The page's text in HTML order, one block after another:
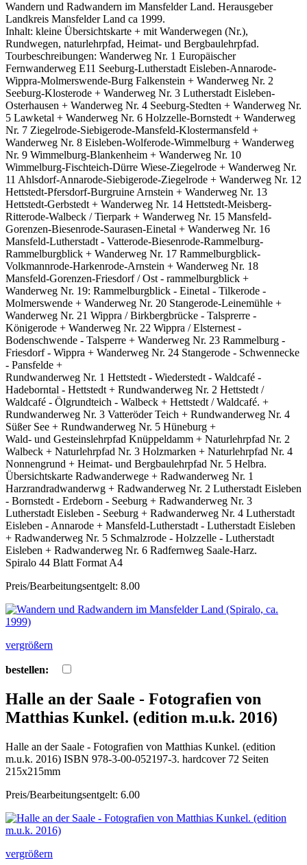
Wandern und Radwandern im Mansfelder Land. Herausgeber
Landkreis Mansfelder Land ca 1999.
Inhalt: kleine Übersichtskarte + mit Wanderwegen (Nr.),
Rundwegen, naturlehrpfad, Heimat- und Bergbaulehrpfad.
Tourbeschreibungen: Wanderweg Nr. 1 Europäischer
Fernwanderweg E11 Seeburg-Lutherstadt Eisleben-Annarode-
Wippra-Molmerswende-Burg Falkenstein + Wanderweg Nr. 2
Seeburg-Klosterode + Wanderweg Nr. 3 Lutherstadt Eisleben-
Osterhausen + Wanderweg Nr. 4 Seeburg-Stedten + Wanderweg Nr.
5 Lawketal + Wanderweg Nr. 6 Holzzelle-Bornstedt + Wanderweg
Nr. 7 Ziegelrode-Siebigerode-Mansfeld-Klostermansfeld +
Wanderweg Nr. 8 Eisleben-Wolferode-Wimmelburg + Wanderweg
Nr. 9 Wimmelburg-Blankenheim + Wanderweg Nr. 10
Wimmelburg-Fischteich-Dürre Wiese-Ziegelrode + Wanderweg Nr.
11 Ahlsdorf-Annarode-Siebigerode-Ziegelrode + Wanderweg Nr. 12
Hettstedt-Pfersdorf-Burgruine Arnstein + Wanderweg Nr. 13
Hettstedt-Gerbstedt + Wanderweg Nr. 14 Hettstedt-Meisberg-
Ritterode-Walbeck / Tierpark + Wanderweg Nr. 15 Mansfeld-
Gorenzen-Biesenrode-Saurasen-Einetal + Wanderweg Nr. 16
Mansfeld-Lutherstadt - Vatterode-Biesenrode-Rammelburg-
Rammelburgblick + Wanderweg Nr. 17 Rammelburgblick-
Volkmannrode-Harkenrode-Arnstein + Wanderweg Nr. 18
Mansfeld-Gorenzen-Friesdorf / Ost - rammelburgblick +
Wanderweg Nr. 19: Rammelburgblick - Einetal - Tilkerode -
Molmerswende + Wanderweg Nr. 20 Stangerode-Leinemühle +
Wanderweg Nr. 21 Wippra / Birkbergbrücke - Talsprerre -
Königerode + Wanderweg Nr. 22 Wippra / Elsternest -
Bodenschwende - Talsperre + Wanderweg Nr. 23 Rammelburg -
Friesdorf - Wippra + Wanderweg Nr. 24 Stangerode - Schwennecke
- Pansfelde +
Rundwanderweg Nr. 1 Hettstedt - Wiederstedt - Waldcafé -
Hadeborntal - Hettstedt + Rundwanderweg Nr. 2 Hettstedt /
Waldcafé - Ölgrundteich - Walbeck + Hettstedt / Waldcafé. +
Rundwanderweg Nr. 3 Vatteröder Teich + Rundwanderweg Nr. 4
Süßer See + Rundwanderweg Nr. 5 Hüneburg +
Wald- und Gesteinslehrpfad Knüppeldamm + Naturlehrpfad Nr. 2
Walbeck + Naturlehrpfad Nr. 3 Holzmarken + Naturlehrpfad Nr. 4
Nonnengrund + Heimat- und Bergbaulehrpfad Nr. 5 Helbra.
Übersichtskarte Radwanderwege + Radwanderweg Nr. 1
Harzrandradwanderwg + Radwanderweg Nr. 2 Lutherstadt Eisleben
- Bornstedt - Erdeborn - Seeburg + Radwanderweg Nr. 3
Lutherstadt Eisleben - Seeburg + Radwanderweg Nr. 4 Lutherstadt
Eisleben - Annarode + Mansfeld-Lutherstadt - Lutherstadt Eisleben
+ Radwanderweg Nr. 5 Schmalzrode - Holzzelle - Lutherstadt
Eisleben + Radwanderweg Nr. 6 Radfernweg Saale-Harz.
Spiralo 44 Blatt Format A4
Preis/Bearbeitungsentgelt: 8.00
vergrößern
bestellen:
Halle an der Saale - Fotografien von
Matthias Kunkel. (edition m.u.k. 2016)
Halle an der Saale - Fotografien von Matthias Kunkel. (edition
m.u.k. 2016) ISBN 978-3-00-052197-3. hardcover 72 Seiten
215x215mm
Preis/Bearbeitungsentgelt: 6.00
vergrößern